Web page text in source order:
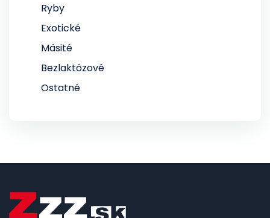
Ryby
Exotické
Mäsité
Bezlaktózové
Ostatné